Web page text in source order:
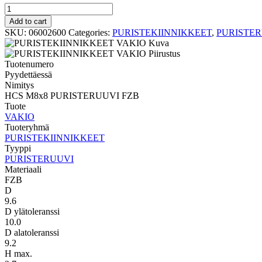
PURISTERUUVI
VAKIO
HCS
M8x8
PURISTERUUVI
FZB
quantity
Add to cart
SKU: 06002600 Categories: PURISTEKIINNIKKEET,
Tuotenumero
Pyydettäessä
Nimitys
HCS M8x8 PURISTERUUVI FZB
Tuote
VAKIO
Tuoteryhmä
PURISTEKIINNIKKEET
Tyyppi
PURISTERUUVI
Materiaali
FZB
D
9.6
D ylätoleranssi
10.0
D alatoleranssi
9.2
H max.